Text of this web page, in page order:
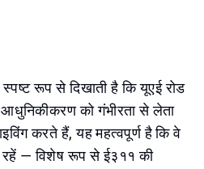
रूप से दिखाती है कि यूएई रोड
आधुनिकीकरण को गंभीरता से लेता
करते हैं, यह महत्वपूर्ण है कि वे
रहें — विशेष रूप से ई३११ की